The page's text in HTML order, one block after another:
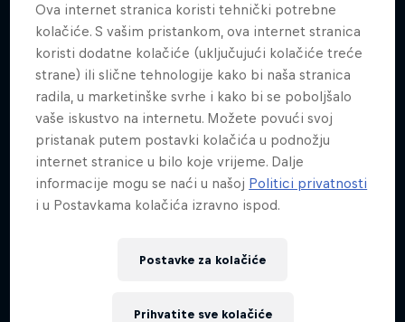
Encouraged
The Learning Curve
BMX
Ova internet stranica koristi tehnički potrebne
kolačiće. S vašim pristankom, ova internet stranica
koristi dodatne kolačiće (uključujući kolačiće treće
strane) ili slične tehnologije kako bi naša stranica
radila, u marketinške svrhe i kako bi se poboljšalo
vaše iskustvo na internetu. Možete povući svoj
pristanak putem postavki kolačića u podnožju
internet stranice u bilo koje vrijeme. Dalje
informacije mogu se naći u našoj Politici privatnosti
i u Postavkama kolačića izravno ispod.
Postavke za kolačiće
Prihvatite sve kolačiće